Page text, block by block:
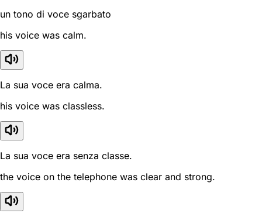
un tono di voce sgarbato
his voice was calm.
La sua voce era calma.
his voice was classless.
La sua voce era senza classe.
the voice on the telephone was clear and strong.